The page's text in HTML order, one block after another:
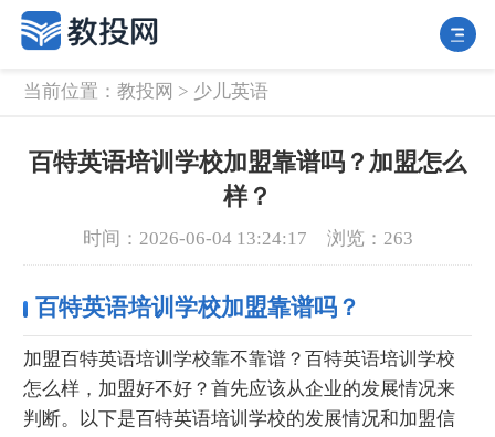
当前位置： 教投网 > 少儿英语
百特英语培训学校加盟靠谱吗？加盟怎么
样？
时间：2026-06-04 13:24:17 浏览：263
百特英语培训学校加盟靠谱吗？
加盟百特英语培训学校靠不靠谱？百特英语培训学校
怎么样，加盟好不好？首先应该从企业的发展情况来
判断。以下是百特英语培训学校的发展情况和加盟信